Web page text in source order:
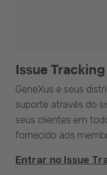
Issue Tracking
GeneXus e seus
suporte através do
seus clientes em
fornecido aos
Entrar no Issue